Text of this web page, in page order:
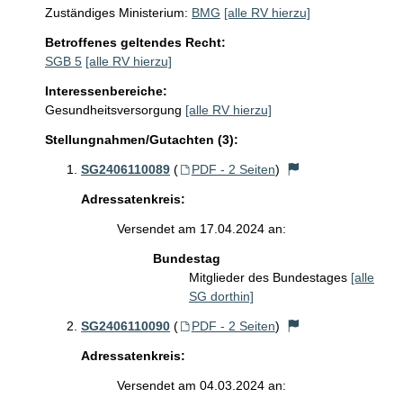
Zuständiges Ministerium: BMG [alle RV hierzu]
Betroffenes geltendes Recht:
SGB 5 [alle RV hierzu]
Interessenbereiche:
Gesundheitsversorgung [alle RV hierzu]
Stellungnahmen/Gutachten (3):
SG2406110089 ( PDF - 2 Seiten)
Adressatenkreis:
Versendet am 17.04.2024 an:
Bundestag
Mitglieder des Bundestages [alle
SG dorthin]
SG2406110090 ( PDF - 2 Seiten)
Adressatenkreis:
Versendet am 04.03.2024 an: